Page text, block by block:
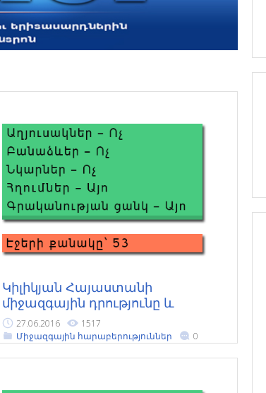
Կիլիկյան Հայաստանի
միջազգային դրությունը և
արտաքին քաղաքականությունը
14-րդ դարում (1307-1375թթ․)
27.06.2016
1517
Միջազգային հարաբերություններ
0